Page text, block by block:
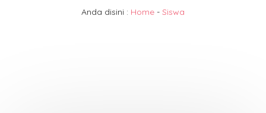
Anda disini : Home - Siswa